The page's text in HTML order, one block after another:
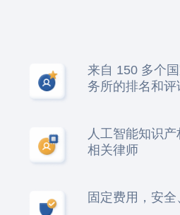
来自 150 多个
务所的排名和评
人工智能知识
相关律师
固定费用，安